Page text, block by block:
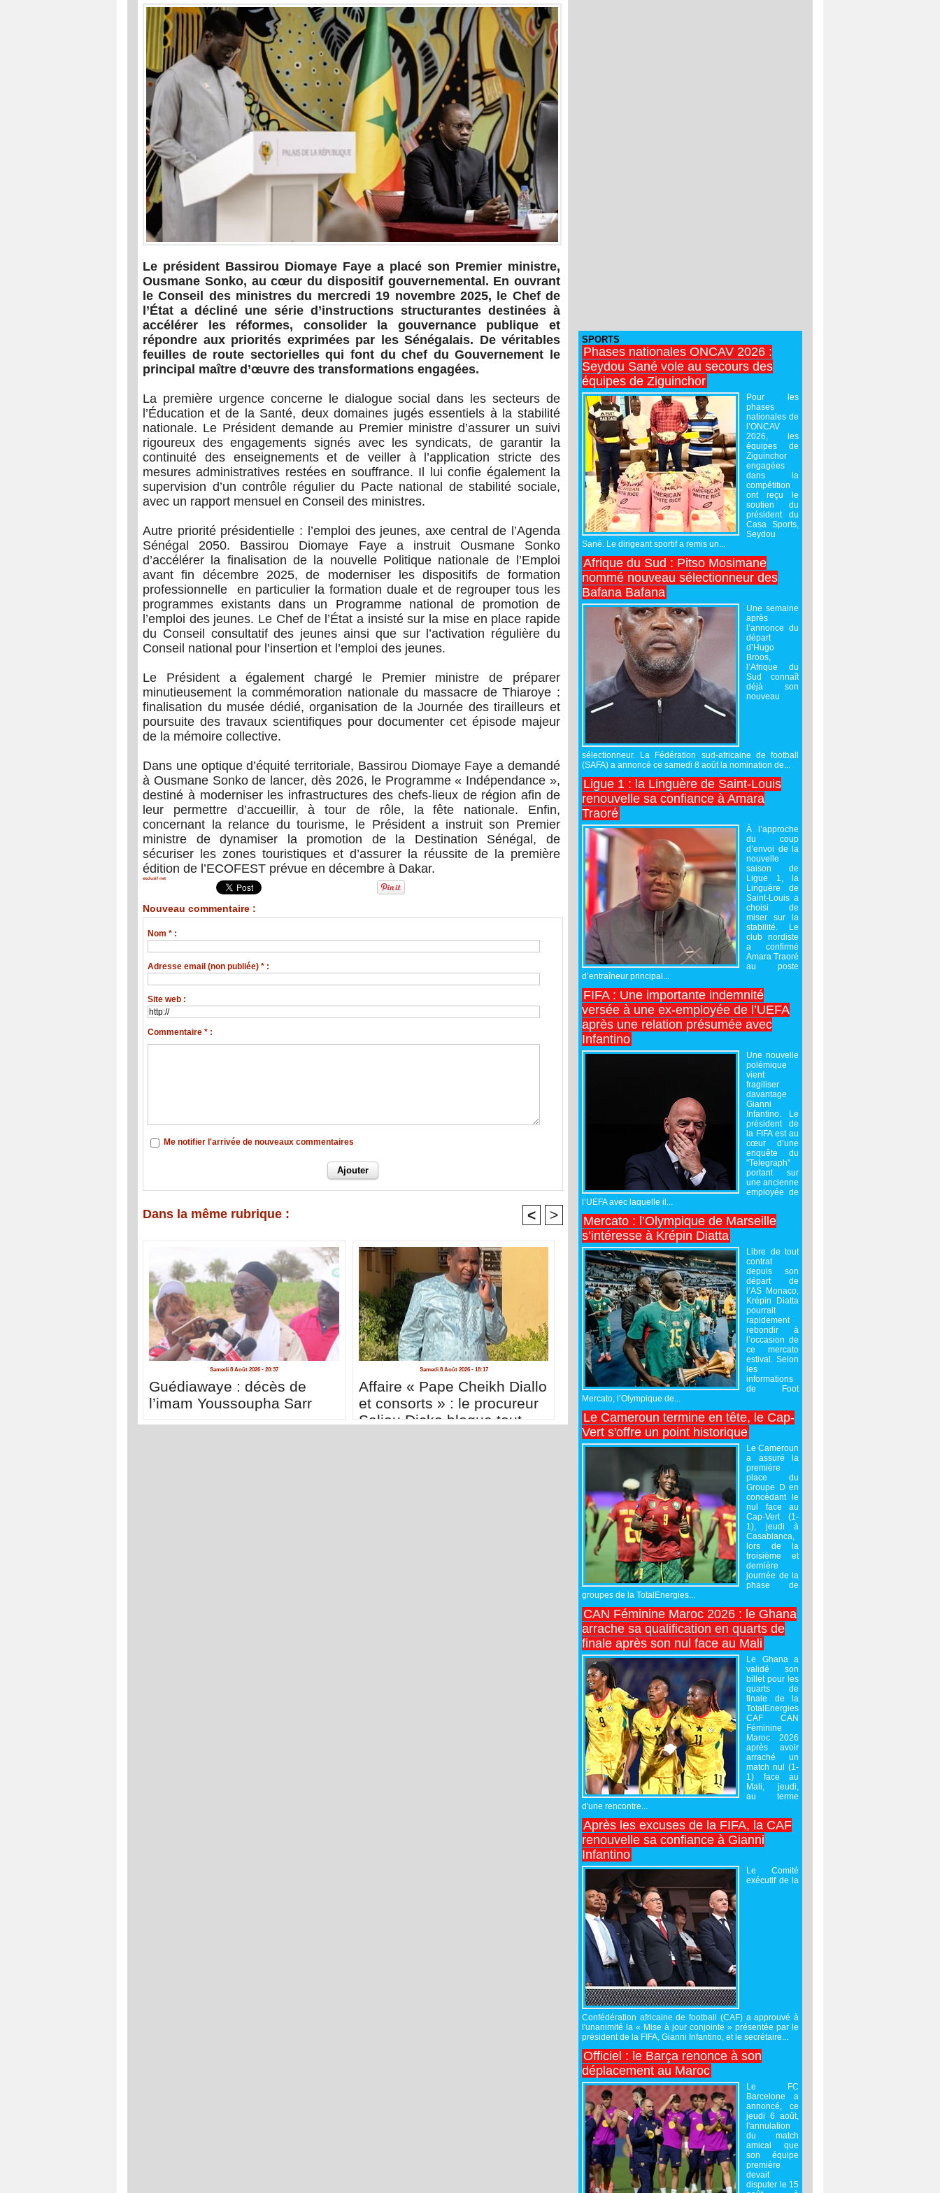
Le président Bassirou Diomaye Faye a placé son Premier ministre,
Ousmane Sonko, au cœur du dispositif gouvernemental. En ouvrant
le Conseil des ministres du mercredi 19 novembre 2025, le Chef de
l’État a décliné une série d’instructions structurantes destinées à
accélérer les réformes, consolider la gouvernance publique et
répondre aux priorités exprimées par les Sénégalais. De véritables
feuilles de route sectorielles qui font du chef du Gouvernement le
principal maître d’œuvre des transformations engagées.
La première urgence concerne le dialogue social dans les secteurs de
l’Éducation et de la Santé, deux domaines jugés essentiels à la stabilité
nationale. Le Président demande au Premier ministre d’assurer un suivi
rigoureux des engagements signés avec les syndicats, de garantir la
continuité des enseignements et de veiller à l’application stricte des
mesures administratives restées en souffrance. Il lui confie également la
supervision d’un contrôle régulier du Pacte national de stabilité sociale,
avec un rapport mensuel en Conseil des ministres.
Autre priorité présidentielle : l’emploi des jeunes, axe central de l’Agenda
Sénégal 2050. Bassirou Diomaye Faye a instruit Ousmane Sonko
d’accélérer la finalisation de la nouvelle Politique nationale de l’Emploi
avant fin décembre 2025, de moderniser les dispositifs de formation
professionnelle en particulier la formation duale et de regrouper tous les
programmes existants dans un Programme national de promotion de
l’emploi des jeunes. Le Chef de l’État a insisté sur la mise en place rapide
du Conseil consultatif des jeunes ainsi que sur l’activation régulière du
Conseil national pour l’insertion et l’emploi des jeunes.
Le Président a également chargé le Premier ministre de préparer
minutieusement la commémoration nationale du massacre de Thiaroye :
finalisation du musée dédié, organisation de la Journée des tirailleurs et
poursuite des travaux scientifiques pour documenter cet épisode majeur
de la mémoire collective.
Dans une optique d’équité territoriale, Bassirou Diomaye Faye a demandé
à Ousmane Sonko de lancer, dès 2026, le Programme « Indépendance »,
destiné à moderniser les infrastructures des chefs-lieux de région afin de
leur permettre d’accueillir, à tour de rôle, la fête nationale. Enfin,
concernant la relance du tourisme, le Président a instruit son Premier
ministre de dynamiser la promotion de la Destination Sénégal, de
sécuriser les zones touristiques et d’assurer la réussite de la première
édition de l’ECOFEST prévue en décembre à Dakar.
exclusif net
Nouveau commentaire :
Nom * :
Adresse email (non publiée) * :
Site web :
Commentaire * :
Me notifier l'arrivée de nouveaux commentaires
Dans la même rubrique : < >
Samedi 8 Août 2026 - 20:37
Guédiawaye : décès de
l’imam Youssoupha Sarr
Samedi 8 Août 2026 - 18:17
Affaire « Pape Cheikh Diallo
et consorts » : le procureur
Saliou Dicko bloque tout
SPORTS
Phases nationales ONCAV 2026 :
Seydou Sané vole au secours des
équipes de Ziguinchor
Pour les
phases
nationales de
l’ONCAV
2026, les
équipes de
Ziguinchor
engagées
dans la
compétition
ont reçu le
soutien du
président du
Casa Sports,
Seydou
Sané. Le dirigeant sportif a remis un...
Afrique du Sud : Pitso Mosimane
nommé nouveau sélectionneur des
Bafana Bafana
Une semaine
après
l’annonce du
départ
d’Hugo
Broos,
l’Afrique du
Sud connaît
déjà son
nouveau
sélectionneur. La Fédération sud-africaine de football
(SAFA) a annoncé ce samedi 8 août la nomination de...
Ligue 1 : la Linguère de Saint-Louis
renouvelle sa confiance à Amara
Traoré
À l’approche
du coup
d’envoi de la
nouvelle
saison de
Ligue 1, la
Linguère de
Saint-Louis a
choisi de
miser sur la
stabilité. Le
club nordiste
a confirmé
Amara Traoré
au poste
d’entraîneur principal...
FIFA : Une importante indemnité
versée à une ex-employée de l’UEFA
après une relation présumée avec
Infantino
Une nouvelle
polémique
vient
fragiliser
davantage
Gianni
Infantino. Le
président de
la FIFA est au
cœur d’une
enquête du
"Telegraph"
portant sur
une ancienne
employée de
l’UEFA avec laquelle il...
Mercato : l’Olympique de Marseille
s’intéresse à Krépin Diatta
Libre de tout
contrat
depuis son
départ de
l’AS Monaco,
Krépin Diatta
pourrait
rapidement
rebondir à
l’occasion de
ce mercato
estival. Selon
les
informations
de Foot
Mercato, l’Olympique de...
Le Cameroun termine en tête, le Cap-
Vert s'offre un point historique
Le Cameroun
a assuré la
première
place du
Groupe D en
concédant le
nul face au
Cap-Vert (1-
1), jeudi à
Casablanca,
lors de la
troisième et
dernière
journée de la
phase de
groupes de la TotalEnergies...
CAN Féminine Maroc 2026 : le Ghana
arrache sa qualification en quarts de
finale après son nul face au Mali
Le Ghana a
validé son
billet pour les
quarts de
finale de la
TotalEnergies
CAF CAN
Féminine
Maroc 2026
après avoir
arraché un
match nul (1-
1) face au
Mali, jeudi,
au terme
d'une rencontre...
Après les excuses de la FIFA, la CAF
renouvelle sa confiance à Gianni
Infantino
Le Comité
exécutif de la
Confédération africaine de football (CAF) a approuvé à
l'unanimité la « Mise à jour conjointe » présentée par le
président de la FIFA, Gianni Infantino, et le secrétaire...
Officiel : le Barça renonce à son
déplacement au Maroc
Le FC
Barcelone a
annoncé, ce
jeudi 6 août,
l'annulation
du match
amical que
son équipe
première
devait
disputer le 15